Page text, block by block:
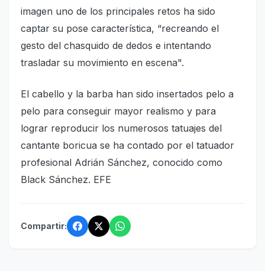
imagen uno de los principales retos ha sido
captar su pose característica, “recreando el
gesto del chasquido de dedos e intentando
trasladar su movimiento en escena".
El cabello y la barba han sido insertados pelo a
pelo para conseguir mayor realismo y para
lograr reproducir los numerosos tatuajes del
cantante boricua se ha contado por el tatuador
profesional Adrián Sánchez, conocido como
Black Sánchez. EFE
Compartir: